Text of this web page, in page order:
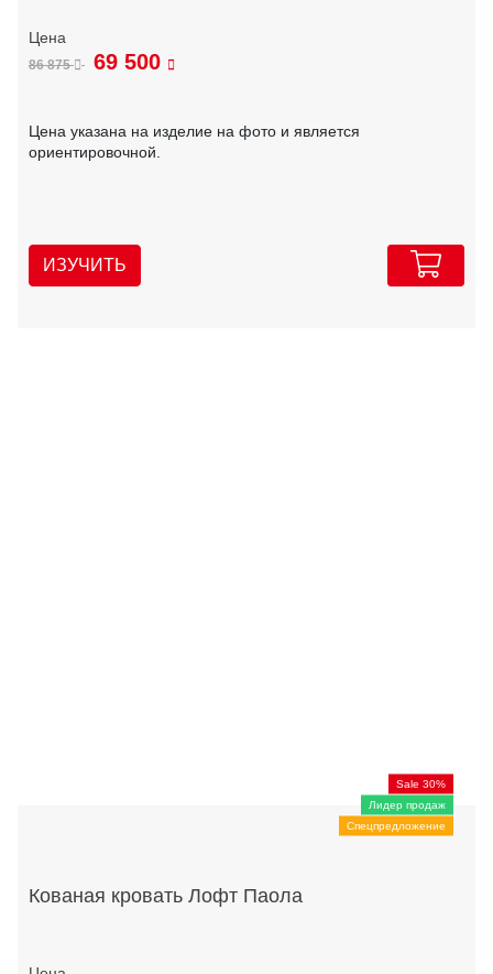
86 875 69 500
Цена указана на изделие на фото и является
ориентировочной.
ИЗУЧИТЬ
Sale 30%
Лидер продаж
Спецпредложение
Кованая кровать Лофт Паола